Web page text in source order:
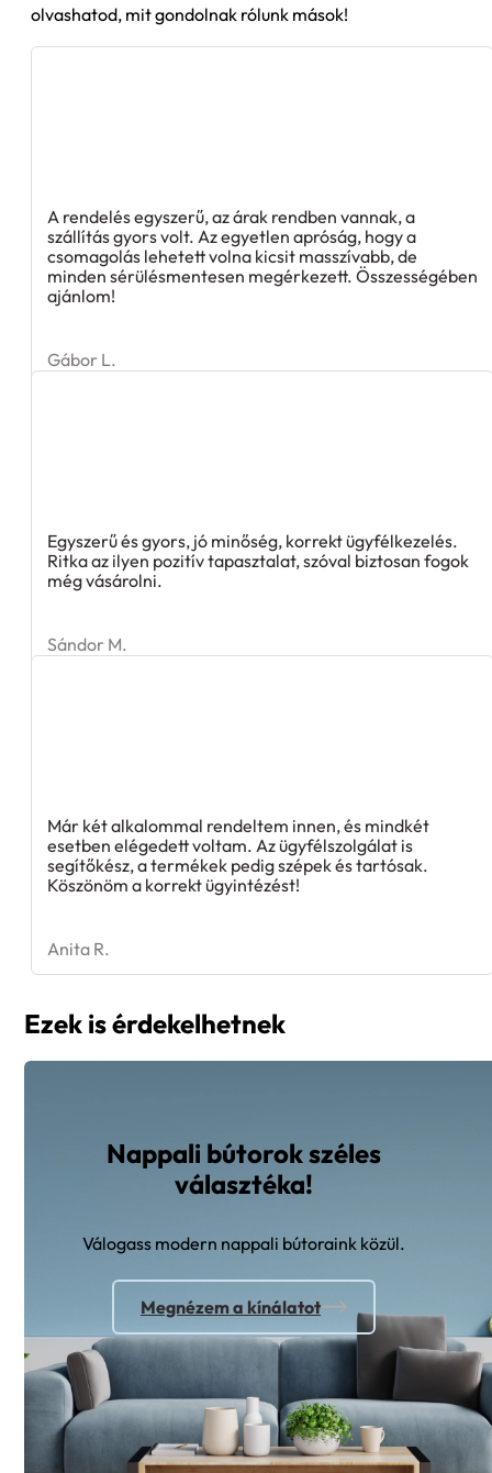
olvashatod, mit gondolnak rólunk mások!
A rendelés egyszerű, az árak rendben vannak, a
szállítás gyors volt. Az egyetlen apróság, hogy a
csomagolás lehetett volna kicsit masszívabb, de
minden sérülésmentesen megérkezett. Összességében
ajánlom!
Gábor L.
Egyszerű és gyors, jó minőség, korrekt ügyfélkezelés.
Ritka az ilyen pozitív tapasztalat, szóval biztosan fogok
még vásárolni.
Sándor M.
Már két alkalommal rendeltem innen, és mindkét
esetben elégedett voltam. Az ügyfélszolgálat is
segítőkész, a termékek pedig szépek és tartósak.
Köszönöm a korrekt ügyintézést!
Anita R.
Ezek is érdekelhetnek
Nappali bútorok széles
választéka!
Válogass modern nappali bútoraink közül.
Megnézem a kínálatot